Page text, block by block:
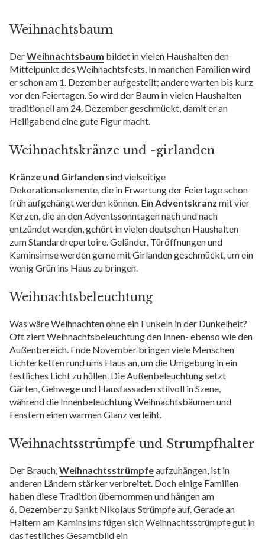
Weihnachtsbaum
DerWeihnachtsbaum bildet in vielen Haushalten den
Mittelpunkt des Weihnachtsfests. In manchen Familien wird
er schon am 1. Dezember aufgestellt; andere warten bis kurz
vor den Feiertagen. So wird der Baum in vielen Haushalten
traditionell am 24. Dezember geschmückt, damit er an
Heiligabend eine gute Figur macht.
Weihnachtskränze und -girlanden
Kränze und Girlanden sind vielseitige
Dekorationselemente, die in Erwartung der Feiertage schon
früh aufgehängt werden können. EinAdventskranz mit vier
Kerzen, die an den Adventssonntagen nach und nach
entzündet werden, gehört in vielen deutschen Haushalten
zum Standardrepertoire. Geländer, Türöffnungen und
Kaminsimse werden gerne mit Girlanden geschmückt, um ein
wenig Grün ins Haus zu bringen.
Weihnachtsbeleuchtung
Was wäre Weihnachten ohne ein Funkeln in der Dunkelheit?
Oft ziert Weihnachtsbeleuchtung den Innen- ebenso wie den
Außenbereich. Ende November bringen viele Menschen
Lichterketten rund ums Haus an, um die Umgebung in ein
festliches Licht zu hüllen. Die Außenbeleuchtung setzt
Gärten, Gehwege und Hausfassaden stilvoll in Szene,
während die Innenbeleuchtung Weihnachtsbäumen und
Fenstern einen warmen Glanz verleiht.
Weihnachtsstrümpfe und Strumpfhalter
Der Brauch,Weihnachtsstrümpfeaufzuhängen, ist in
anderen Ländern stärker verbreitet. Doch einige Familien
haben diese Tradition übernommen und hängen am
6. Dezember zu Sankt Nikolaus Strümpfe auf. Gerade an
Haltern am Kaminsims fügen sich Weihnachtsstrümpfe gut in
das festliches Gesamtbild ein